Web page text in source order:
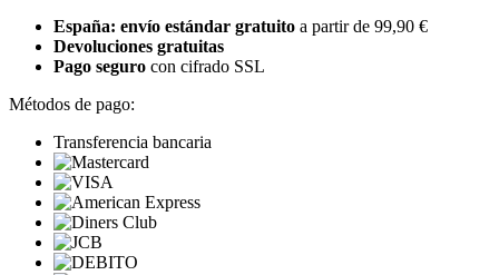
España: envío estándar gratuito a partir de 99,90 €
Devoluciones gratuitas
Pago seguro con cifrado SSL
Métodos de pago:
Transferencia bancaria